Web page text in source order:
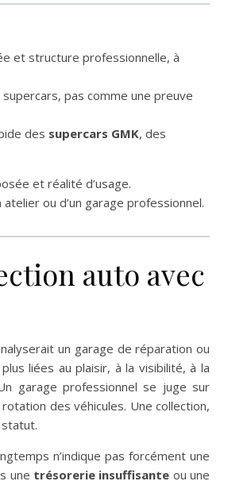
et structure professionnelle, à
pas comme une preuve
des supercars GMK, des
et réalité d’usage.
ou d’un garage professionnel.
auto avec
un garage de réparation ou
liées au plaisir, à la visibilité, à la
garage professionnel se juge sur
des véhicules. Une collection,
statut.
n’indique pas forcément une
une trésorerie insuffisante ou une